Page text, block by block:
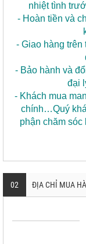
nhiệt tình
- Hoàn tiền và
- Giao hàng trên
- Bảo hành và
đại
- Khách mua
chính…Quý
phận chăm
02 ĐỊA CHỈ MUA